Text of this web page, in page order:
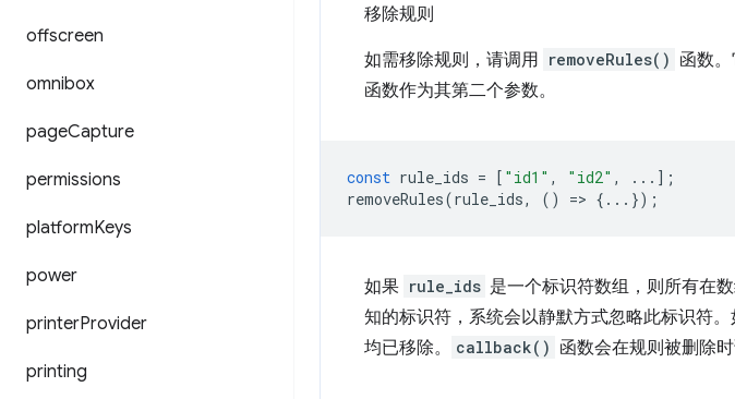
offscreen
omnibox
pageCapture
permissions
platformKeys
power
printerProvider
printing
移除规则
如需移除规则，请调用 removeRules() 函数
函数作为其第二个参数。
const rule_ids = [ "id1" , "id2" ,
...];
removeRules(rule_ids, () => {...});
如果 rule_ids 是一个标识符数组，则所有在
知的标识符，系统会以静默方式忽略此标识符。
均已移除。
callback() 函数会在规则被删除时